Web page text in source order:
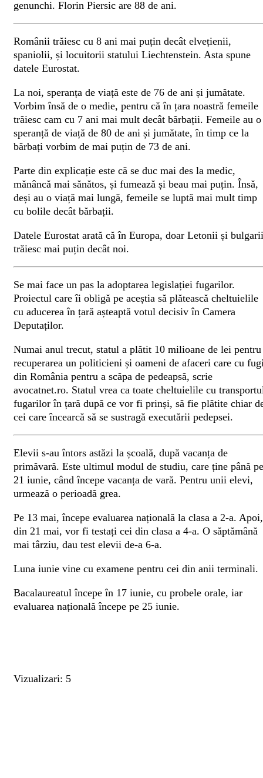
genunchi. Florin Piersic are 88 de ani.
Românii trăiesc cu 8 ani mai puțin decât elvețienii,
spaniolii, și locuitorii statului Liechtenstein. Asta spune
datele Eurostat.
La noi, speranța de viață este de 76 de ani și jumătate.
Vorbim însă de o medie, pentru că în țara noastră femeile
trăiesc cam cu 7 ani mai mult decât bărbații. Femeile au o
speranță de viață de 80 de ani și jumătate, în timp ce la
bărbați vorbim de mai puțin de 73 de ani.
Parte din explicație este că se duc mai des la medic,
mănâncă mai sănătos, și fumează și beau mai puțin. Însă,
deși au o viață mai lungă, femeile se luptă mai mult timp
cu bolile decât bărbații.
Datele Eurostat arată că în Europa, doar Letonii și bulgarii
trăiesc mai puțin decât noi.
Se mai face un pas la adoptarea legislației fugarilor.
Proiectul care îi obligă pe aceștia să plătească cheltuielile
cu aducerea în țară așteaptă votul decisiv în Camera
Deputaților.
Numai anul trecut, statul a plătit 10 milioane de lei pentru
recuperarea un politicieni și oameni de afaceri care cu
din România pentru a scăpa de pedeapsă, scrie
avocatnet.ro. Statul vrea ca toate cheltuielile cu
fugarilor în țară după ce vor fi prinși, să fie plătite chiar
cei care încearcă să se sustragă executării pedepsei.
Elevii s-au întors astăzi la școală, după vacanța de
primăvară. Este ultimul modul de studiu, care ține până pe
21 iunie, când începe vacanța de vară. Pentru unii elevi,
urmează o perioadă grea.
Pe 13 mai, începe evaluarea națională la clasa a 2-a. Apoi,
din 21 mai, vor fi testați cei din clasa a 4-a. O săptămână
mai târziu, dau test elevii de-a 6-a.
Luna iunie vine cu examene pentru cei din anii terminali.
Bacalaureatul începe în 17 iunie, cu probele orale, iar
evaluarea națională începe pe 25 iunie.
Vizualizari: 5